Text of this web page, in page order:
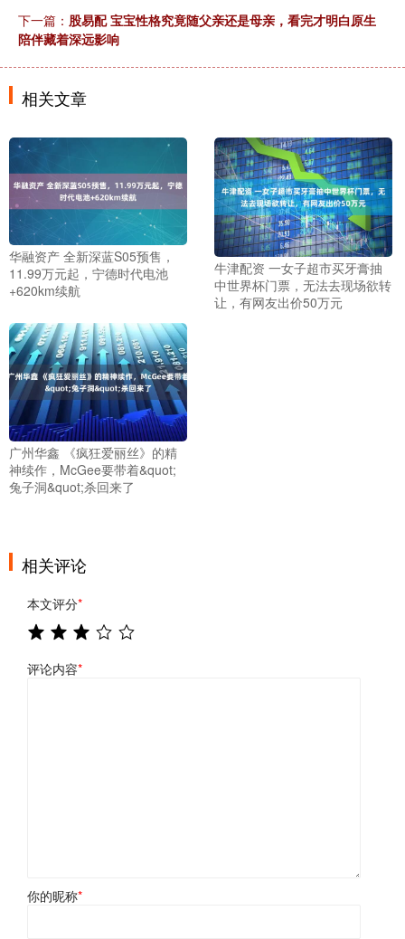
下一篇： 股易配 宝宝性格究竟随父亲还是母亲，看完才明白原生
陪伴藏着深远影响
相关文章
华融资产 全新深蓝S05预售，
11.99万元起，宁德时代电池
+620km续航
牛津配资 一女子超市买牙膏抽
中世界杯门票，无法去现场欲转
让，有网友出价50万元
广州华鑫 《疯狂爱丽丝》的精
神续作，McGee要带着&quot;
兔子洞&quot;杀回来了
相关评论
本文评分*
评论内容*
你的昵称*